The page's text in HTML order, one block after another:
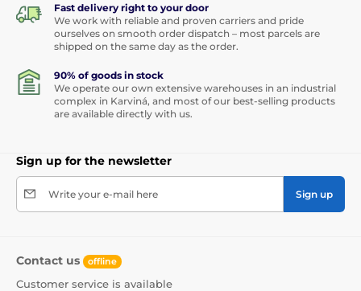
Fast delivery right to your door
We work with reliable and proven carriers and pride
ourselves on smooth order dispatch – most parcels are
shipped on the same day as the order.
90% of goods in stock
We operate our own extensive warehouses in an industrial
complex in Karviná, and most of our best-selling products
are available directly with us.
Sign up for the newsletter
Write your e-mail here Sign up
Contact us offline
Customer service is available